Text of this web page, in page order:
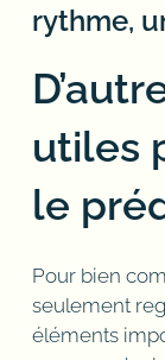
rythme,
utiles
le
Pour bien
seulement
éléments